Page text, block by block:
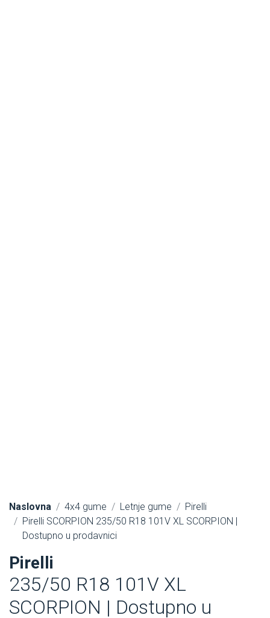
Naslovna 4x4 gume Letnje gume
Pirelli
Pirelli SCORPION 235/50 R18 101V XL SCORPION |
Dostupno u prodavnici
Pirelli
235/50 R18 101V XL
SCORPION | Dostupno u